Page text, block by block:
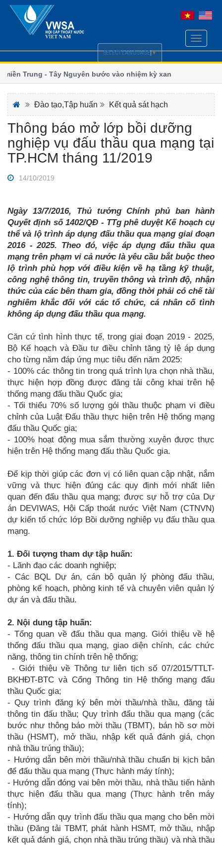
Toggle
Trung - Tây Nguyên bước vào nhiệm kỳ xanh và
đổi khí hậu
thiện chính sách Luật Cấp, Thoát nước
Thoát
Đào tạo,Tập huấn Kết quả sát hạch
Thông báo mở lớp bồi dưỡng
nghiệp vụ đấu thầu qua mạng tại
TP.HCM tháng 11/2019
14/10/2019
Ngày 13/7/2016, Thủ tướng Chính phủ ban hành
Quyết định số 1402/QĐ - TTg phê duyệt Kế hoạch cụ
thể và lộ trình áp dụng đấu thầu qua mạng giai đoạn
2016 - 2025. Theo đó, việc áp dụng đấu thầu qua
mạng trên phạm vi cả nước là yêu cầu bắt buộc theo
lộ trình phù hợp với điều kiện về hạ tầng kỹ thuật,
công nghệ thông tin, truyền thông và trình độ, nhận
thức của các bên tham gia, đồng thời phải có chế tài
nghiêm khắc đối với các tổ chức, cá nhân cố tình
không áp dụng đấu thầu qua mạng.
Căn cứ tình hình thực tế, trong giai đoạn 2019 - 2025,
Bộ Kế hoạch và Đầu tư điều chỉnh tăng tỷ lệ áp dụng
cho từng năm đáp ứng mục tiêu đến năm 2025:
- 100% các thông tin trong quá trình lựa chọn nhà thầu,
thực hiện hợp đồng được đăng tải công khai trên hệ
thống mạng đấu thầu Quốc gia;
- Tối thiểu 70% số lượng gói thầu thuộc phạm vi điều
chỉnh của Luật Đấu thầu thực hiện trên Hệ thống mạng
đấu thầu Quốc gia;
- 100% hoạt động mua sắm thường xuyên được thực
hiện trên Hệ thống mạng đấu thầu Quốc gia.
Để kịp thời giúp các đơn vị có liên quan cập nhật, nắm
vững và thực hiện đúng các quy định mới nhất liên
quan đến đấu thầu qua mạng; được sự hỗ trợ của Dự
án DEVIWAS, Hội Cấp thoát nước Việt Nam (CTNVN)
dự kiến tổ chức lớp Bồi dưỡng nghiệp vụ đấu thầu qua
mạng.
1. Đối tượng tham dự tập huấn:
- Lãnh đạo các doanh nghiệp;
- Các BQL Dự án, cán bộ quản lý phòng đấu thầu,
phòng kế hoạch, phòng kinh tế và chuyên viên quản lý
dự án và đấu thầu.
2. Nội dung tập huấn:
- Tổng quan về đấu thầu qua mạng. Giới thiệu về hệ
thống đấu thầu qua mạng, giao diện chính, các chức
năng, thông tin chính trên hệ thống;
- Giới thiệu về Thông tư liên tịch số 07/2015/TTLT-
BKHĐT-BTC và Cổng Thông tin Hệ thống mạng đấu
thầu Quốc gia;
- Quy trình đăng ký bên mời thầu/nhà thầu, đăng tải
thông tin đấu thầu; Quy trình đấu thầu qua mạng (các
bước như thông báo mời thầu (TBMT), bán hồ sơ mời
thầu (HSMT), mở thầu, nhập kết quả đánh giá, chọn
nhà thầu trúng thầu);
- Hướng dẫn bên mời thầu/nhà thầu chuẩn bị kịch bản
để đấu thầu qua mạng (Thực hành máy tính);
- Hướng dẫn đóng vai bên mời thầu, nhà thầu tiến hành
thực hiện đấu thầu qua mạng (Thực hành trên máy
tính);
- Hướng dẫn quy trình đấu thầu qua mạng cho bên mời
thầu (Đăng tải TBMT, phát hành HSMT, mở thầu, nhập
kết quả đánh giá, chọn nhà thầu trúng thầu) và nhà thầu
SELECT LANGUAGE ▼